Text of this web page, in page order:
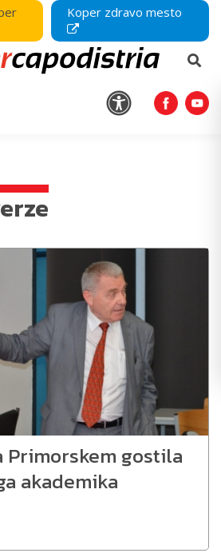
Koper zdravo mesto
Primorskem gostila
akademika